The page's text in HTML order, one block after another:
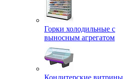
Горки холодильные с
выносным агрегатом
Кондитерские витрины